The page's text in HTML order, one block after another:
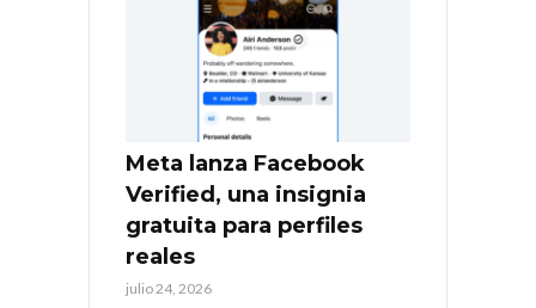
Meta lanza Facebook
Verified, una insignia
gratuita para perfiles
reales
julio 24, 2026